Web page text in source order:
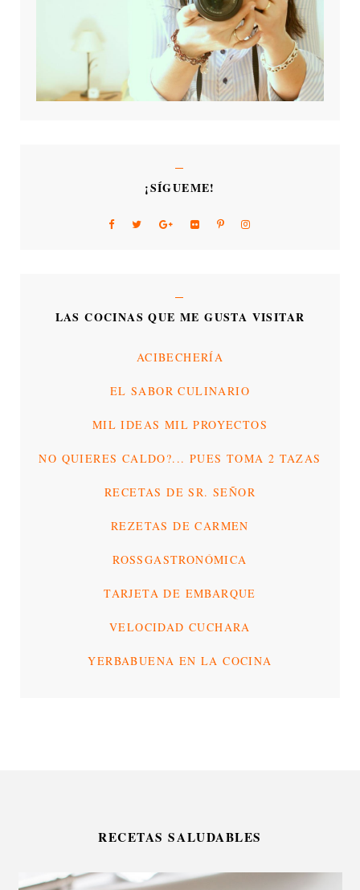
¡SÍGUEME!
LAS COCINAS QUE ME GUSTA VISITAR
ACIBECHERÍA
EL SABOR CULINARIO
MIL IDEAS MIL PROYECTOS
NO QUIERES CALDO?... PUES TOMA 2 TAZAS
RECETAS DE SR. SEÑOR
REZETAS DE CARMEN
ROSSGASTRONÓMICA
TARJETA DE EMBARQUE
VELOCIDAD CUCHARA
YERBABUENA EN LA COCINA
RECETAS SALUDABLES